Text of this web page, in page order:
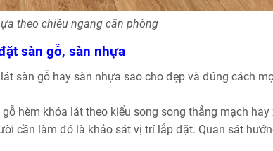
theo chiều ngang căn phòng
sàn gỗ, sàn nhựa
sàn gỗ hay sàn nhựa sao cho đẹp và đúng cách
hèm khóa lát theo kiểu song song thẳng mạch hay
cần làm đó là khảo sát vị trí lắp đặt. Quan sát